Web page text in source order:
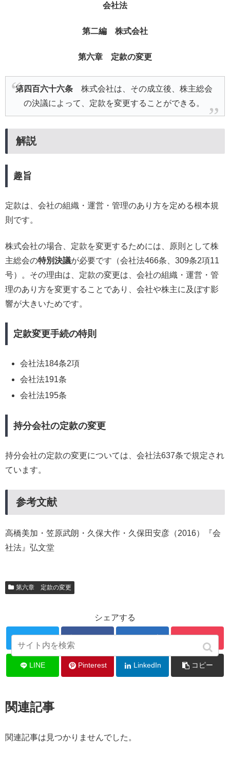
会社法
第二編 株式会社
第六章 定款の変更
第四百六十六条 株式会社は、その成立後、株主総会
の決議によって、定款を変更することができる。
解説
趣旨
定款は、会社の組織・運営・管理のあり方を定める根本規
則です。
株式会社の場合、定款を変更するためには、原則として株
主総会の特別決議が必要です（会社法466条、309条2項11
号）。その理由は、定款の変更は、会社の組織・運営・管
理のあり方を変更することであり、会社や株主に及ぼす影
響が大きいためです。
定款変更手続の特則
会社法184条2項
会社法191条
会社法195条
持分会社の定款の変更
持分会社の定款の変更については、会社法637条で規定され
ています。
参考文献
高橋美加・笠原武朗・久保大作・久保田安彦（2016）『会
社法』弘文堂
第六章 定款の変更
シェアする
Twitter Facebook はてブ Pocket
LINE Pinterest LinkedIn コピー
関連記事
関連記事は見つかりませんでした。